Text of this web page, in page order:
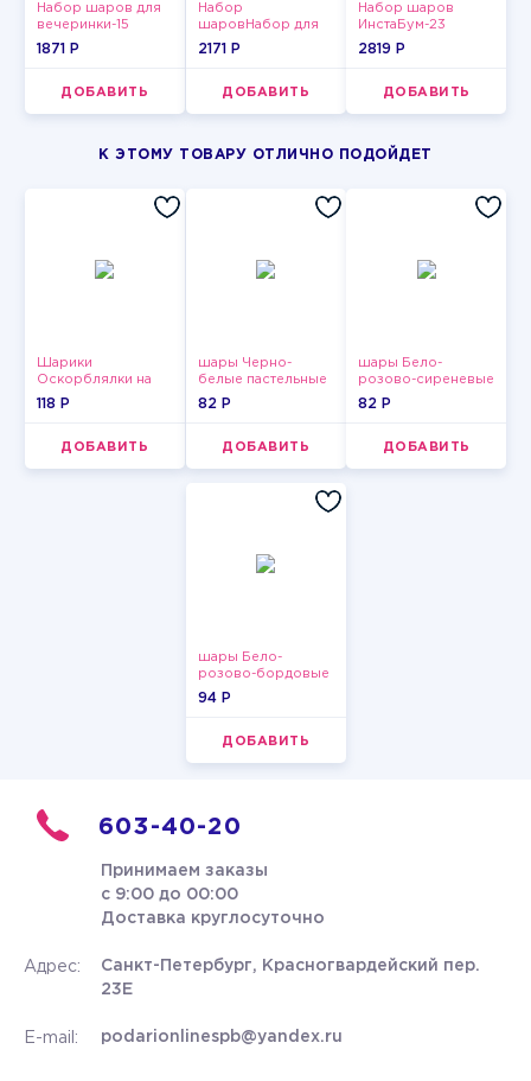
Набор шаров для
вечеринки-15
1871 P
ДОБАВИТЬ
Набор
шаровНабор для
мужчин-15
2171 P
ДОБАВИТЬ
Набор шаров
ИнстаБум-23
2819 P
ДОБАВИТЬ
К ЭТОМУ ТОВАРУ ОТЛИЧНО ПОДОЙДЕТ
Шарики
Оскорблялки на
день рождения для
118 P
ДОБАВИТЬ
шары Черно-
белые пастельные
82 P
ДОБАВИТЬ
шары Бело-
розово-сиреневые
пастельные
82 P
ДОБАВИТЬ
шары Бело-
розово-бордовые
металлик
94 P
ДОБАВИТЬ
603-40-20
Принимаем заказы
с 9:00 до 00:00
Доставка круглосуточно
Адрес:
Санкт-Петербург, Красногвардейский пер.
23Е
E-mail: podarionlinespb@yandex.ru